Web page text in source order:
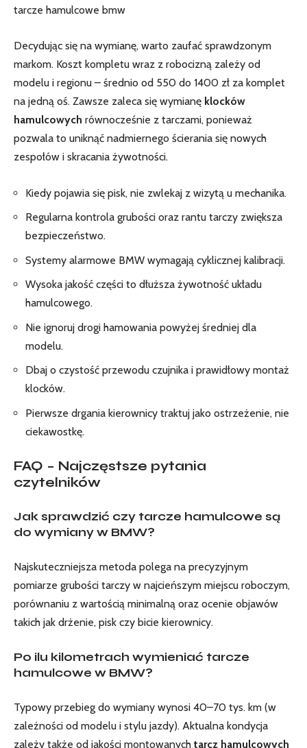
tarcze hamulcowe bmw
Decydując się na wymianę, warto zaufać sprawdzonym
markom. Koszt kompletu wraz z robocizną zależy od
modelu i regionu – średnio od 550 do 1400 zł za komplet
na jedną oś. Zawsze zaleca się wymianę klocków
hamulcowych równocześnie z tarczami, ponieważ
pozwala to uniknąć nadmiernego ścierania się nowych
zespołów i skracania żywotności.
Kiedy pojawia się pisk, nie zwlekaj z wizytą u mechanika.
Regularna kontrola grubości oraz rantu tarczy zwiększa
bezpieczeństwo.
Systemy alarmowe BMW wymagają cyklicznej kalibracji.
Wysoka jakość części to dłuższa żywotność układu
hamulcowego.
Nie ignoruj drogi hamowania powyżej średniej dla
modelu.
Dbaj o czystość przewodu czujnika i prawidłowy montaż
klocków.
Pierwsze drgania kierownicy traktuj jako ostrzeżenie, nie
ciekawostkę.
FAQ – Najczęstsze pytania
czytelników
Jak sprawdzić czy tarcze hamulcowe są
do wymiany w BMW?
Najskuteczniejsza metoda polega na precyzyjnym
pomiarze grubości tarczy w najcieńszym miejscu roboczym,
porównaniu z wartością minimalną oraz ocenie objawów
takich jak drżenie, pisk czy bicie kierownicy.
Po ilu kilometrach wymieniać tarcze
hamulcowe w BMW?
Typowy przebieg do wymiany wynosi 40–70 tys. km (w
zależności od modelu i stylu jazdy). Aktualna kondycja
zależy także od jakości montowanych tarcz hamulcowych